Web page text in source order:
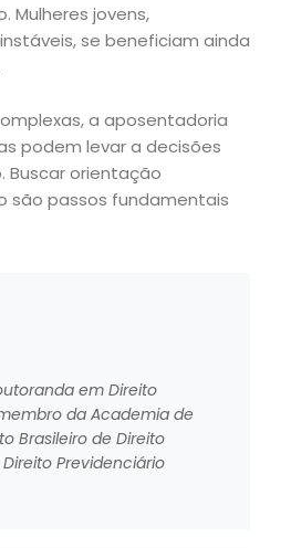
Mulheres jovens,
se beneficiam ainda
a aposentadoria
podem levar a decisões
Buscar orientação
são passos fundamentais
em Direito
da Academia de
Brasileiro de Direito
Previdenciário